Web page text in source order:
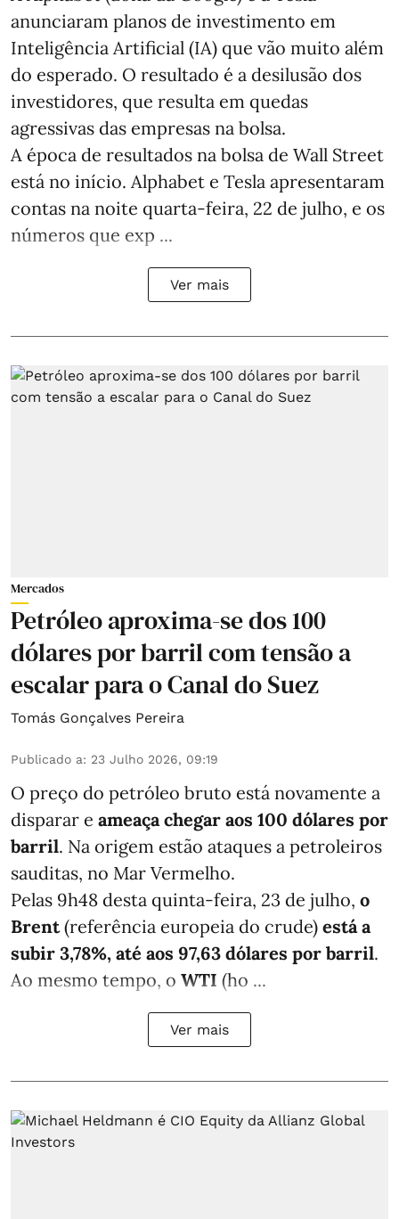
anunciaram planos de investimento em
Inteligência Artificial (IA) que vão muito além
do esperado. O resultado é a desilusão dos
investidores, que resulta em quedas
agressivas das empresas na bolsa.
A época de resultados na bolsa de Wall Street
está no início. Alphabet e Tesla apresentaram
contas na noite quarta-feira, 22 de julho, e os
números que exp ...
Ver mais
Mercados
Petróleo aproxima-se dos 100
dólares por barril com tensão a
escalar para o Canal do Suez
Tomás Gonçalves Pereira
Publicado a: 23 Julho 2026, 09:19
O preço do petróleo bruto está novamente a
disparar e ameaça chegar aos 100 dólares por
barril. Na origem estão ataques a petroleiros
sauditas, no Mar Vermelho.
Pelas 9h48 desta quinta-feira, 23 de julho, o
Brent(referência europeia do crude) está a
subir 3,78%, até aos 97,63 dólares por barril.
Ao mesmo tempo, o WTI (ho ...
Ver mais